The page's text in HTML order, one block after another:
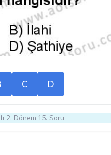
C D
2. Dönem 15. Soru